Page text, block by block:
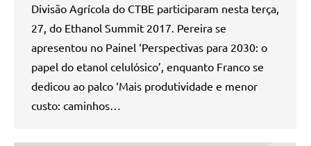
Divisão Agrícola do CTBE participaram nesta terça,
27, do Ethanol Summit 2017. Pereira se
apresentou no Painel ‘Perspectivas para 2030: o
papel do etanol celulósico’, enquanto Franco se
dedicou ao palco ‘Mais produtividade e menor
custo: caminhos…